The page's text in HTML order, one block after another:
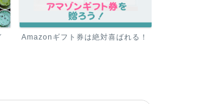
ミシュラン1つ星の【テリーヌ】を